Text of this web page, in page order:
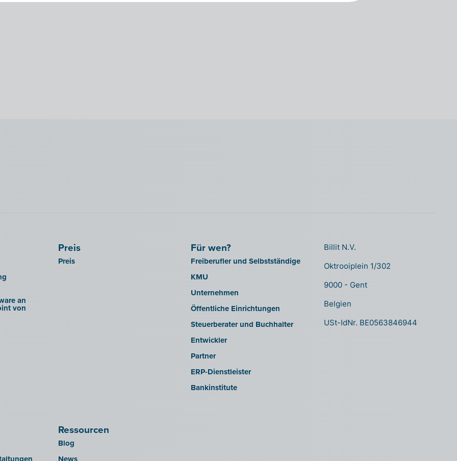
an
von
Preis
Preis
Für wen?
Freiberufler und Selbstständige
KMU
Unternehmen
Öffentliche Einrichtungen
Steuerberater und Buchhalter
Entwickler
Partner
ERP-Dienstleister
Bankinstitute
Ressourcen
Blog
Billit N.V.
Oktrooiplein 1/302
9000 - Gent
Belgien
USt-IdNr. BE0563846944